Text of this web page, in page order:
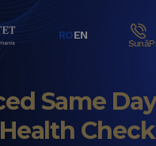
ROEN
Sună
Same